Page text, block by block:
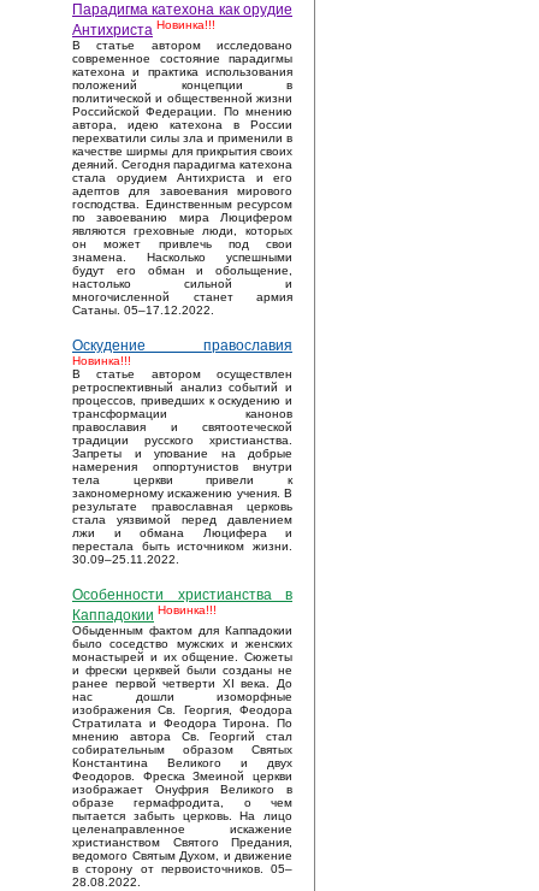
Парадигма катехона как орудие
Антихриста Новинка!!!
В статье автором исследовано
современное состояние парадигмы
катехона и практика использования
положений концепции в
политической и общественной жизни
Российской Федерации. По мнению
автора, идею катехона в России
перехватили силы зла и применили в
качестве ширмы для прикрытия своих
деяний. Сегодня парадигма катехона
стала орудием Антихриста и его
адептов для завоевания мирового
господства. Единственным ресурсом
по завоеванию мира Люцифером
являются греховные люди, которых
он может привлечь под свои
знамена. Насколько успешными
будут его обман и обольщение,
настолько сильной и
многочисленной станет армия
Сатаны. 05–17.12.2022.
Оскудение православия
Новинка!!!
В статье автором осуществлен
ретроспективный анализ событий и
процессов, приведших к оскудению и
трансформации канонов
православия и святоотеческой
традиции русского христианства.
Запреты и упование на добрые
намерения оппортунистов внутри
тела церкви привели к
закономерному искажению учения. В
результате православная церковь
стала уязвимой перед давлением
лжи и обмана Люцифера и
перестала быть источником жизни.
30.09–25.11.2022.
Особенности христианства в
Каппадокии Новинка!!!
Обыденным фактом для Каппадокии
было соседство мужских и женских
монастырей и их общение. Сюжеты
и фрески церквей были созданы не
ранее первой четверти XI века. До
нас дошли изоморфные
изображения Св. Георгия, Феодора
Стратилата и Феодора Тирона. По
мнению автора Св. Георгий стал
собирательным образом Святых
Константина Великого и двух
Феодоров. Фреска Змеиной церкви
изображает Онуфрия Великого в
образе гермафродита, о чем
пытается забыть церковь. На лицо
целенаправленное искажение
христианством Святого Предания,
ведомого Святым Духом, и движение
в сторону от первоисточников. 05–
28.08.2022.